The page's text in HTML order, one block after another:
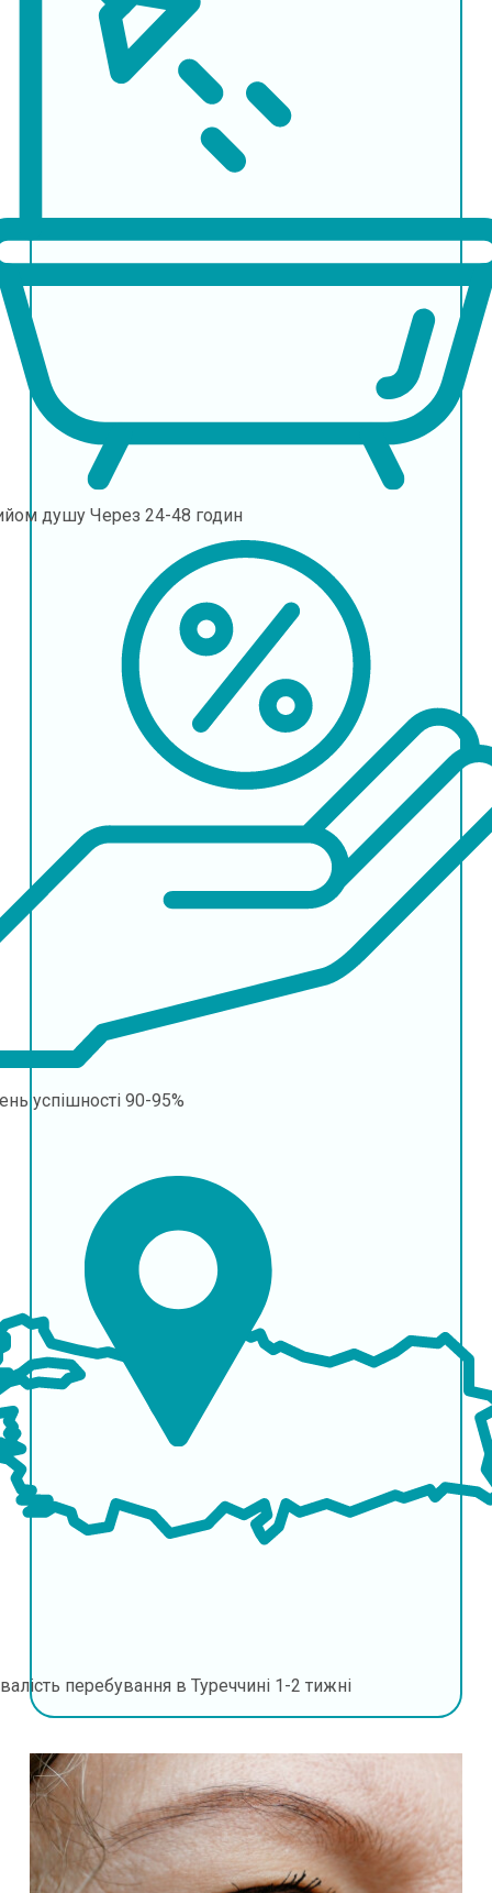
душу Через 24-48 годин
успішності 90-95%
перебування в Туреччині 1-2 тижні